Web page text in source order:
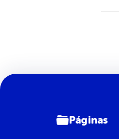
Páginas